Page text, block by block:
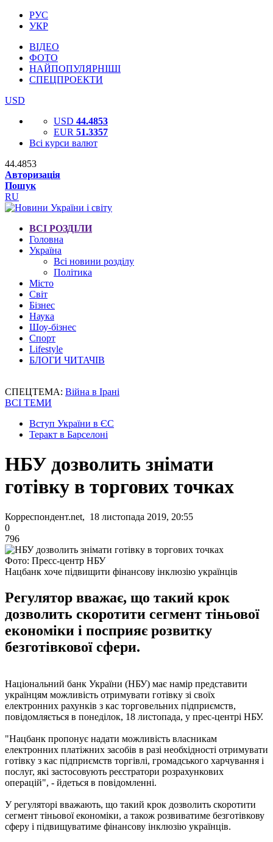
РУС
УКР
ВІДЕО
ФОТО
НАЙПОПУЛЯРНІШІ
СПЕЦПРОЕКТИ
USD
USD 44.4853
EUR 51.3357
Всі курси валют
44.4853
Авторизація
Пошук
RU
ВСІ РОЗДІЛИ
Головна
Україна
Всі новини розділу
Політика
Місто
Світ
Бізнес
Наука
Шоу-бізнес
Спорт
Lifestyle
БЛОГИ ЧИТАЧІВ
СПЕЦТЕМА: Війна в Ірані
ВСІ ТЕМИ
Вступ України в ЄС
Теракт в Барселоні
НБУ дозволить знімати
готівку в торгових точках
Корреспондент.net, 18 листопада 2019, 20:55
0
796
Фото: Пресс-центр НБУ
Нацбанк хоче підвищити фінансову інклюзію українців
Регулятор вважає, що такий крок
дозволить скоротити сегмент тіньової
економіки і посприяє розвитку
безготівкової сфери.
Національний банк України (НБУ) має намір представити
українцям можливість отримувати готівку зі своїх
електронних рахунків з кас торговельних підприємств,
повідомляється в понеділок, 18 листопада, у прес-центрі НБУ.
"Нацбанк пропонує надати можливість власникам
електронних платіжних засобів в разі необхідності отримувати
готівку з кас підприємств торгівлі, громадського харчування і
послуг, які застосовують реєстратори розрахункових
операцій", - йдеться в повідомленні.
У регуляторі вважають, що такий крок дозволить скоротити
сегмент тіньової економіки, а також розвиватиме безготівкову
сферу і підвищуватиме фінансову інклюзію українців.